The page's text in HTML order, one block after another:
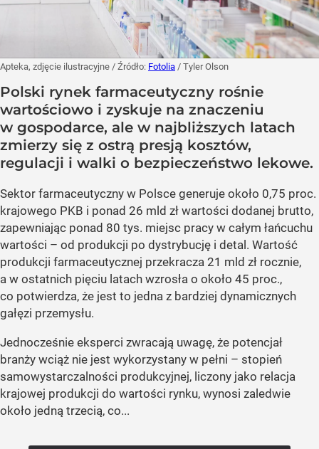
Apteka, zdjęcie ilustracyjne / Źródło: Fotolia / Tyler Olson
Polski rynek farmaceutyczny rośnie
wartościowo i zyskuje na znaczeniu
w gospodarce, ale w najbliższych latach
zmierzy się z ostrą presją kosztów,
regulacji i walki o bezpieczeństwo lekowe.
Sektor farmaceutyczny w Polsce generuje około 0,75 proc.
krajowego PKB i ponad 26 mld zł wartości dodanej brutto,
zapewniając ponad 80 tys. miejsc pracy w całym łańcuchu
wartości – od produkcji po dystrybucję i detal. Wartość
produkcji farmaceutycznej przekracza 21 mld zł rocznie,
a w ostatnich pięciu latach wzrosła o około 45 proc.,
co potwierdza, że jest to jedna z bardziej dynamicznych
gałęzi przemysłu.
Jednocześnie eksperci zwracają uwagę, że potencjał
branży wciąż nie jest wykorzystany w pełni – stopień
samowystarczalności produkcyjnej, liczony jako relacja
krajowej produkcji do wartości rynku, wynosi zaledwie
około jedną trzecią, co...